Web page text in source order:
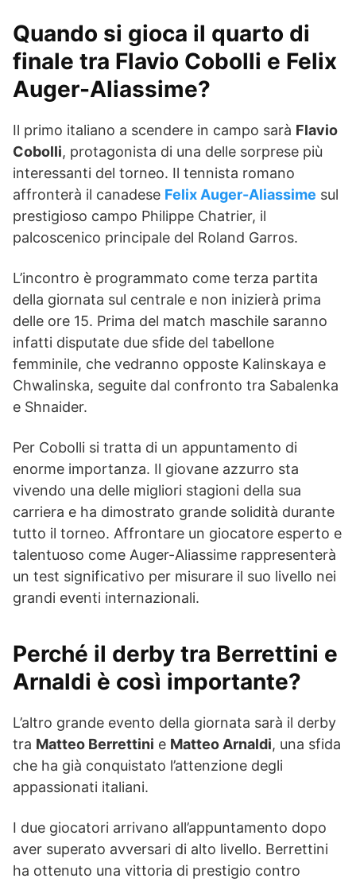
Quando si gioca il quarto di
finale tra Flavio Cobolli e Felix
Auger-Aliassime?
Il primo italiano a scendere in campo sarà Flavio
Cobolli, protagonista di una delle sorprese più
interessanti del torneo. Il tennista romano
affronterà il canadese Felix Auger-Aliassime sul
prestigioso campo Philippe Chatrier, il
palcoscenico principale del Roland Garros.
L’incontro è programmato come terza partita
della giornata sul centrale e non inizierà prima
delle ore 15. Prima del match maschile saranno
infatti disputate due sfide del tabellone
femminile, che vedranno opposte Kalinskaya e
Chwalinska, seguite dal confronto tra Sabalenka
e Shnaider.
Per Cobolli si tratta di un appuntamento di
enorme importanza. Il giovane azzurro sta
vivendo una delle migliori stagioni della sua
carriera e ha dimostrato grande solidità durante
tutto il torneo. Affrontare un giocatore esperto e
talentuoso come Auger-Aliassime rappresenterà
un test significativo per misurare il suo livello nei
grandi eventi internazionali.
Perché il derby tra Berrettini e
Arnaldi è così importante?
L’altro grande evento della giornata sarà il derby
tra Matteo Berrettini e Matteo Arnaldi, una sfida
che ha già conquistato l’attenzione degli
appassionati italiani.
I due giocatori arrivano all’appuntamento dopo
aver superato avversari di alto livello. Berrettini
ha ottenuto una vittoria di prestigio contro